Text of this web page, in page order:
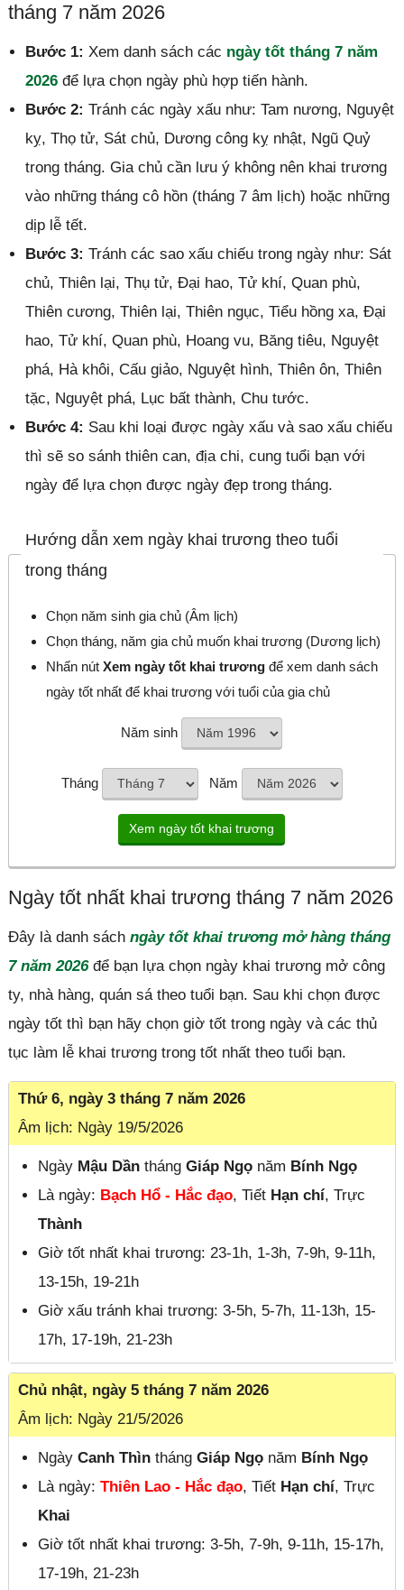
tháng 7 năm 2026
Bước 1: Xem danh sách các ngày tốt tháng 7 năm
2026để lựa chọn ngày phù hợp tiến hành.
Bước 2: Tránh các ngày xấu như: Tam nương, Nguyệt
kỵ, Thọ tử, Sát chủ, Dương công kỵ nhật, Ngũ Quỷ
trong tháng. Gia chủ cần lưu ý không nên khai trương
vào những tháng cô hồn (tháng 7 âm lịch) hoặc những
dịp lễ tết.
Bước 3: Tránh các sao xấu chiếu trong ngày như: Sát
chủ, Thiên lại, Thụ tử, Đại hao, Tử khí, Quan phù,
Thiên cương, Thiên lại, Thiên ngục, Tiểu hồng xa, Đại
hao, Tử khí, Quan phù, Hoang vu, Băng tiêu, Nguyệt
phá, Hà khôi, Cấu giảo, Nguyệt hình, Thiên ôn, Thiên
tặc, Nguyệt phá, Lục bất thành, Chu tước.
Bước 4: Sau khi loại được ngày xấu và sao xấu chiếu
thì sẽ so sánh thiên can, địa chi, cung tuổi bạn với
ngày để lựa chọn được ngày đẹp trong tháng.
Hướng dẫn xem ngày khai trương theo tuổi
trong tháng
Chọn năm sinh gia chủ (Âm lịch)
Chọn tháng, năm gia chủ muốn khai trương (Dương lịch)
Nhấn nútXem ngày tốt khai trương để xem danh sách
ngày tốt nhất để khai trương với tuổi của gia chủ
Năm sinh
Tháng Năm
Ngày tốt nhất khai trương tháng 7 năm 2026
Đây là danh sách ngày tốt khai trương mở hàng tháng
7 năm 2026để bạn lựa chọn ngày khai trương mở công
ty, nhà hàng, quán sá theo tuổi bạn. Sau khi chọn được
ngày tốt thì bạn hãy chọn giờ tốt trong ngày và các thủ
tục làm lễ khai trương trong tốt nhất theo tuổi bạn.
Thứ 6, ngày 3 tháng 7 năm 2026
Âm lịch: Ngày 19/5/2026
Ngày Mậu Dần thángGiáp Ngọ năm Bính Ngọ
Là ngày: Bạch Hổ - Hắc đạo, Tiết Hạn chí, Trực
Thành
Giờ tốt nhất khai trương: 23-1h, 1-3h, 7-9h, 9-11h,
13-15h, 19-21h
Giờ xấu tránh khai trương: 3-5h, 5-7h, 11-13h, 15-
17h, 17-19h, 21-23h
Chủ nhật, ngày 5 tháng 7 năm 2026
Âm lịch: Ngày 21/5/2026
NgàyCanh Thìn thángGiáp Ngọ năm Bính Ngọ
Là ngày:Thiên Lao - Hắc đạo, Tiết Hạn chí, Trực
Khai
Giờ tốt nhất khai trương: 3-5h, 7-9h, 9-11h, 15-17h,
17-19h, 21-23h